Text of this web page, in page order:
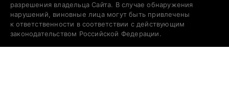
разрешения владельца Сайта. В случае обнаружения
нарушений, виновные лица могут быть привлечены
к ответственности в соответствии с действующим
законодательством Российской Федерации.